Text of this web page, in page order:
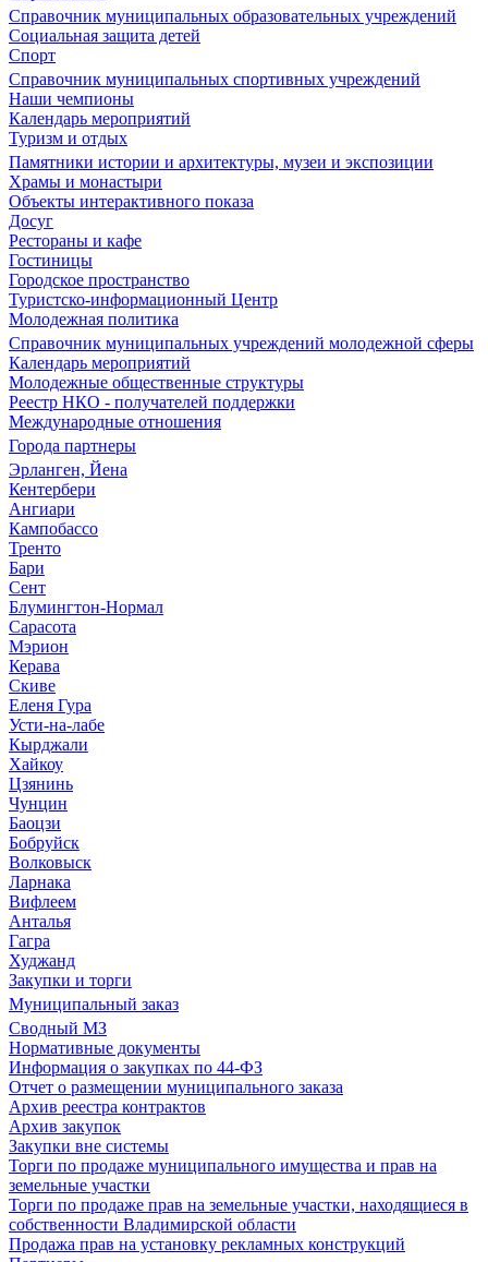
Справочник муниципальных образовательных учреждений
Социальная защита детей
Спорт
Справочник муниципальных спортивных учреждений
Наши чемпионы
Календарь мероприятий
Туризм и отдых
Памятники истории и архитектуры, музеи и экспозиции
Храмы и монастыри
Объекты интерактивного показа
Досуг
Рестораны и кафе
Гостиницы
Городское пространство
Туристско-информационный Центр
Молодежная политика
Справочник муниципальных учреждений молодежной сферы
Календарь мероприятий
Молодежные общественные структуры
Реестр НКО - получателей поддержки
Международные отношения
Города партнеры
Эрланген, Йена
Кентербери
Ангиари
Кампобассо
Тренто
Бари
Сент
Блумингтон-Нормал
Сарасота
Мэрион
Керава
Скиве
Еленя Гура
Усти-на-лабе
Кырджали
Хайкоу
Цзянинь
Чунцин
Баоцзи
Бобруйск
Волковыск
Ларнака
Вифлеем
Анталья
Гагра
Худжанд
Закупки и торги
Муниципальный заказ
Сводный МЗ
Нормативные документы
Информация о закупках по 44-ФЗ
Отчет о размещении муниципального заказа
Архив реестра контрактов
Архив закупок
Закупки вне системы
Торги по продаже муниципального имущества и прав на
земельные участки
Торги по продаже прав на земельные участки, находящиеся в
собственности Владимирской области
Продажа прав на установку рекламных конструкций